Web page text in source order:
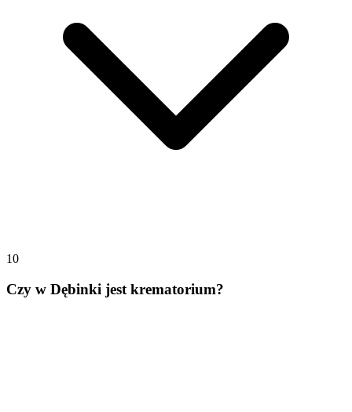
10
Czy w Dębinki jest krematorium?